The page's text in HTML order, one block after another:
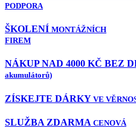
PODPORA
ŠKOLENÍ MONTÁŽNÍCH
FIREM
NÁKUP NAD 4000 KČ BEZ
akumulátorů)
ZÍSKEJTE DÁRKY VE
SLUŽBA ZDARMA CENOVÁ